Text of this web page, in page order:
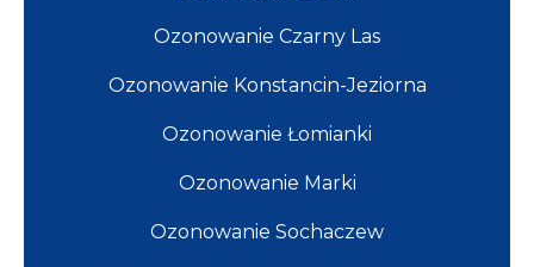
Ozonowanie Czarny Las
Ozonowanie Konstancin-Jeziorna
Ozonowanie Łomianki
Ozonowanie Marki
Ozonowanie Sochaczew